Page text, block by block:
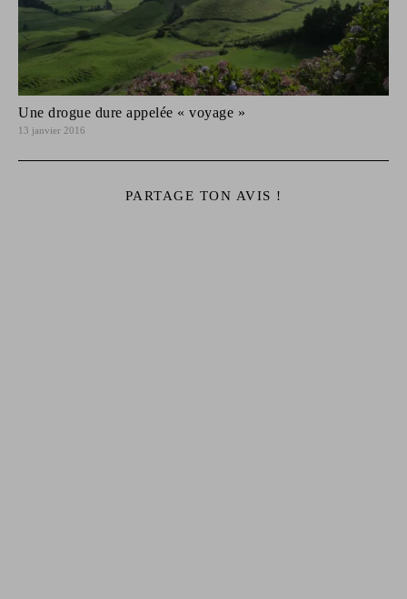
Une drogue dure appelée « voyage »
13 janvier 2016
PARTAGE TON AVIS !